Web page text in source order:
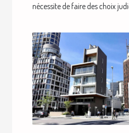
nécessite de faire des choix